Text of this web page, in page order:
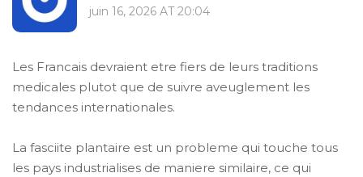
juin 16, 2026 AT 20:04
Les Francais devraient etre fiers de leurs traditions
medicales plutot que de suivre aveuglement les
tendances internationales.
La fasciite plantaire est un probleme qui touche tous
les pays industrialises de maniere similaire, ce qui